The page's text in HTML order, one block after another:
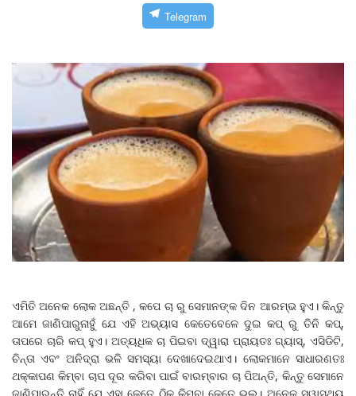
Telegram
ଏମିତି ଅନେକ ଲୋକ ଅଛନ୍ତି , କପେ ଚା ରୁ ସେମାନଙ୍କ ଦିନ ଆରମ୍ଭ ହୁଏ। କିନ୍ତୁ
ଆମେ ଜାଣିପାରୁନାହୁଁ ଯେ ଏହି ଅଭ୍ୟାସ କେତେବେଳେ ଦୁଇ କପ୍ ରୁ ତିନି କପ୍,
ତାପରେ ଚାରି କପ୍ ହୁଏ। ଅତ୍ୟଧିକ ଚା ପିଇବା ଦ୍ୱାରା ପ୍ରାୟତଃ ଗ୍ୟାସ୍, ଏସିଡିଟି,
ଚିନ୍ତା ଏବଂ ଅନିଦ୍ରା ଭଳି ସମସ୍ୟା ଦେଖାଦେଇଥାଏ। ଲୋକମାନେ ସାଧାରଣତଃ
ଥକ୍କାପଣ କିମ୍ବା ଚାପ ଦୂର କରିବା ପାଇଁ ବାରମ୍ବାର ଚା ପିଅନ୍ତି, କିନ୍ତୁ ସେମାନେ